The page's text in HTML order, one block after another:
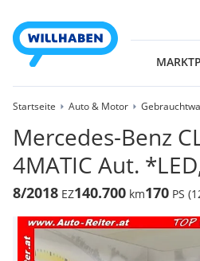
Startseite Auto & Motor
Mercedes-Benz
4MATIC Aut.
8/2018 EZ140.700 km170 PS